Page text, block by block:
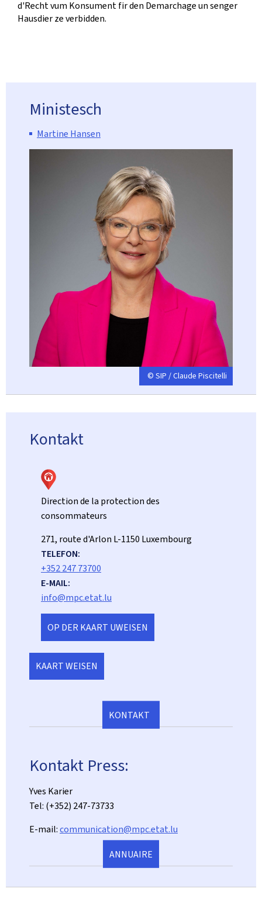
d'Recht vum Konsument fir den Demarchage un senger
Hausdier ze verbidden.
Ministesch
Martine Hansen
© SIP / Claude Piscitelli
Kontakt
Direction de la protection des
consommateurs
ADRESS:
271, route d'Arlon L-1150 Luxembourg
TELEFON:
+352 247 73700
E-MAIL:
info@mpc.etat.lu
OP DER KAART UWEISEN
KAART WEISEN
KONTAKT
Kontakt Press:
Yves Karier
Tel: (+352) 247-73733
E-mail:communication@mpc.etat.lu
ANNUAIRE